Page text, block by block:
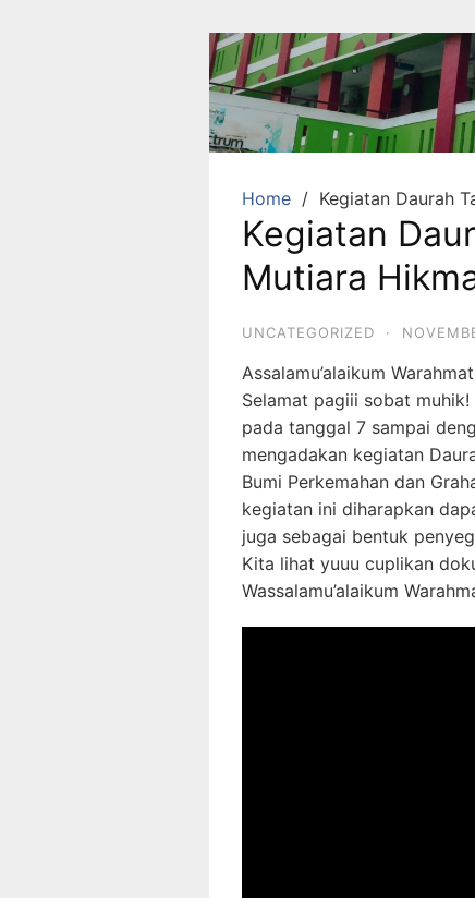
SDA
Mutiara
Tambun
Selatan
Bekasi
Berakhlaq
dan
Berprestasi
Home Kegiatan Daurah
Kegiatan
Mutiara
UNCATEGORIZED ·
Assalamu’alaikum
Selamat pagiii sobat muhik!
pada tanggal 7 sampai
mengadakan kegiatan
Bumi Perkemahan dan
kegiatan ini diharapkan
juga sebagai bentuk
Kita lihat yuuu cuplikan
Wassalamu’alaikum